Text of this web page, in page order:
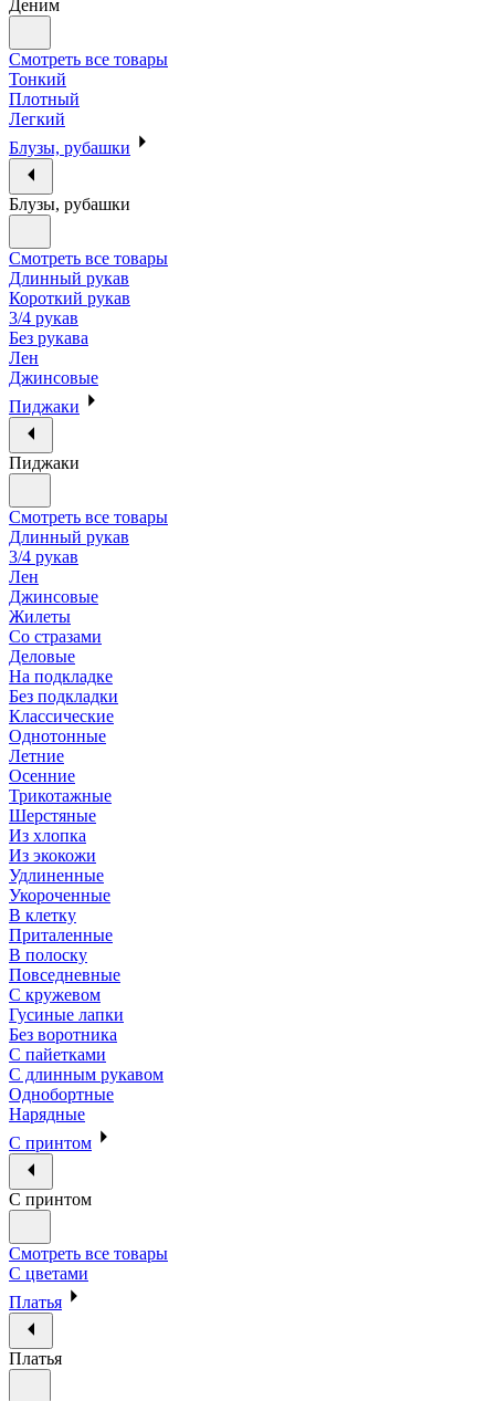
Деним
Смотреть все товары
Тонкий
Плотный
Легкий
Блузы, рубашки
Блузы, рубашки
Смотреть все товары
Длинный рукав
Короткий рукав
3/4 рукав
Без рукава
Лен
Джинсовые
Пиджаки
Пиджаки
Смотреть все товары
Длинный рукав
3/4 рукав
Лен
Джинсовые
Жилеты
Со стразами
Деловые
На подкладке
Без подкладки
Классические
Однотонные
Летние
Осенние
Трикотажные
Шерстяные
Из хлопка
Из экокожи
Удлиненные
Укороченные
В клетку
Приталенные
В полоску
Повседневные
С кружевом
Гусиные лапки
Без воротника
С пайетками
С длинным рукавом
Однобортные
Нарядные
С принтом
С принтом
Смотреть все товары
С цветами
Платья
Платья